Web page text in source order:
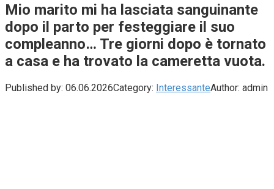
Mio marito mi ha lasciata sanguinante
dopo il parto per festeggiare il suo
compleanno… Tre giorni dopo è tornato
a casa e ha trovato la cameretta vuota.
Published by: 06.06.2026Category: InteressanteAuthor: admin